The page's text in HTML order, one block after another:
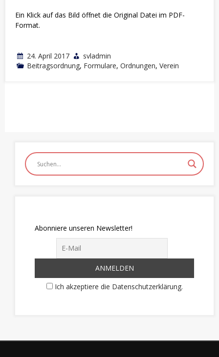
Ein Klick auf das Bild öffnet die Original Datei im PDF-
Format.
24. April 2017
svladmin
Beitragsordnung, Formulare, Ordnungen, Verein
Abonniere unseren Newsletter!
Ich akzeptiere die Datenschutzerklärung.